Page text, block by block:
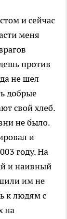
и сейчас
меня
против
не шел
добрые
свой хлеб.
не было.
и
году. На
и наивный
им не
к людям с
на